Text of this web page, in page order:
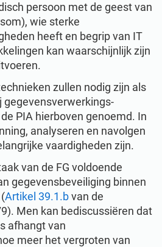
persoon met de geest van
wie sterke
heeft en begrip van IT
kan waarschijnlijk zijn
zullen nodig zijn als
gegevensverwerkings-
PIA hierboven genoemd. In
analyseren en navolgen
vaardigheden zijn.
van de FG voldoende
gegevensbeveiliging binnen
Artikel 39.1.bvan de
Men kan bediscussiëren dat
afhangt van
meer het vergroten van